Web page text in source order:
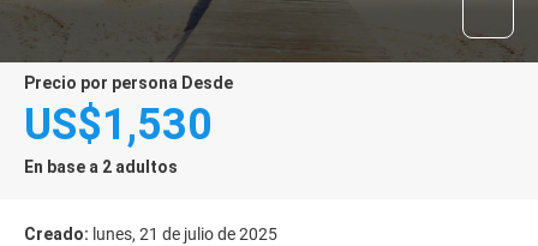
precio por persona Desde
US$1,530
En base a 2 adultos
Creado: lunes, 21 de julio de 2025